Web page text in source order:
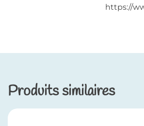
https://
Produits similaires